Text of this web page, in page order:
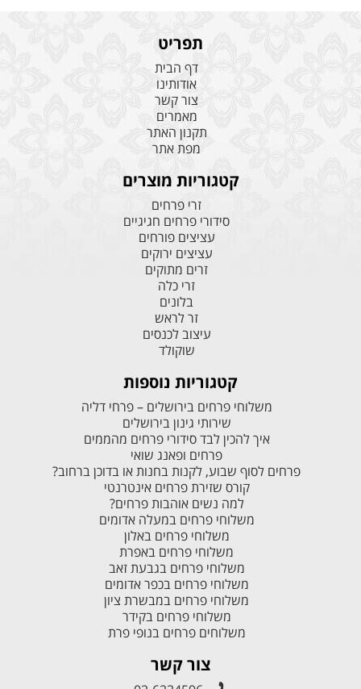
תפריט
דף הבית
אודותינו
צור קשר
מאמרים
תקנון האתר
מפת אתר
קטגוריות מוצרים
זרי פרחים
סידורי פרחים חגיגיים
עציצים פורחים
עציצים ירוקים
זרים מתוקים
זרי כלה
בלונים
זר לראש
עיצוב לכנסים
שוקולד
קטגוריות נוספות
משלוחי פרחים בירושלים – פרחי דליה
שירותי גינון בירושלים
איך להכין לבד סידורי פרחים מהממים
פרחים ופאנג שואי
פרחים לסוף שבוע, לקנות בחנות או בדוכן ברחוב?
קורס שזירת פרחים אינטרנטי
למה נשים אוהבות פרחים?
משלוחי פרחים במעלה אדומים
משלוחי פרחים באלון
משלוחי פרחים באפרת
משלוחי פרחים בגבעת זאב
משלוחי פרחים בכפר אדומים
משלוחי פרחים במבשרת ציון
משלוחי פרחים בקידר
משלוחים פרחים בנופי פרת
צור קשר